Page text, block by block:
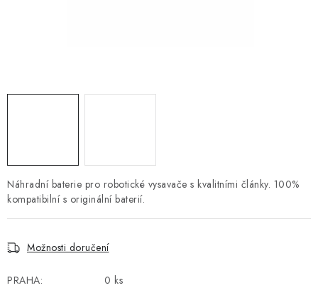
TESTERY BATERIÍ
Náhradní baterie pro robotické vysavače s kvalitními články. 100%
kompatibilní s originální baterií.
Možnosti doručení
PRAHA:
0 ks